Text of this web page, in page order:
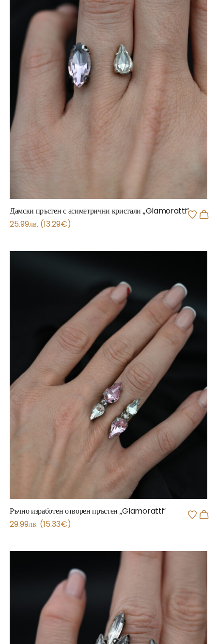
Дамски пръстен с асиметрични кристали „Glamoratti“
25.99лв. (13.29€)
Ръчно изработен отворен пръстен „Glamoratti“
29.99лв. (15.33€)